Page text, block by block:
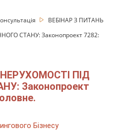
ВЕБІНАР З ПИТАНЬ
СТАНУ: Законопроект 7282:
ПІД
Законопроект
Бізнесу